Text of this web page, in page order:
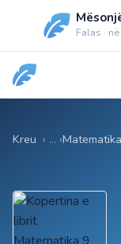
Falas ·
Kreu